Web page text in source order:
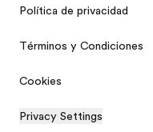
Política de privacidad
Términos y Condiciones
Cookies
Privacy Settings